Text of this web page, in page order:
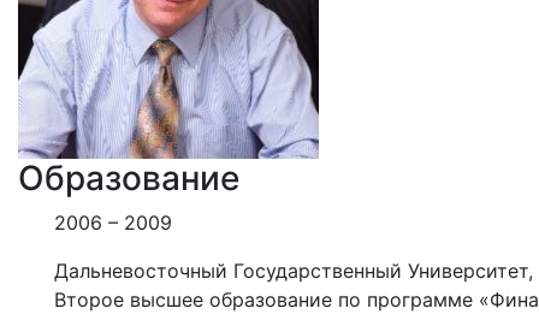
Образование
2006 – 2009
Дальневосточный Государственный
Второе высшее образование по программе